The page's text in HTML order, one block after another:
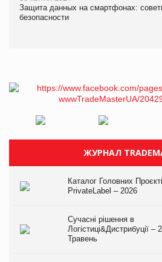
Защита данных на смартфонах:
безопасности
ЖУРНАЛ
Каталог Головних
PrivateLabel – 2026
Сучасні рішення в
Логістиці&Дистрибуції –
Травень